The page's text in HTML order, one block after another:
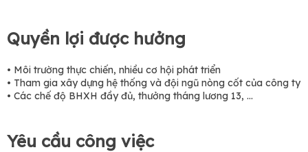
Quyền lợi được hưởng
• Môi trường thực chiến, nhiều cơ hội phát triển
• Tham gia xây dựng hệ thống và đội ngũ nòng cốt của công ty
• Các chế độ BHXH đầy đủ, thưởng tháng lương 13, ...
Yêu cầu công việc